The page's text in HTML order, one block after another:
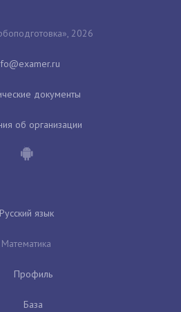
2026
документы
об организации
Русский язык
Математика
Профиль
База